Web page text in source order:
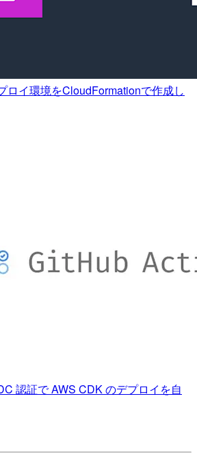
ロイ環境をCloudFormationで作成し
認証で AWS CDK のデプロイを自